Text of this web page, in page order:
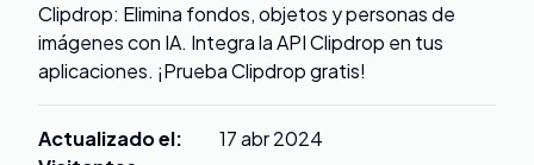
Clipdrop: Elimina fondos, objetos y personas de
imágenes con IA. Integra la API Clipdrop en tus
aplicaciones. ¡Prueba Clipdrop gratis!
Actualizado el:
17 abr 2024